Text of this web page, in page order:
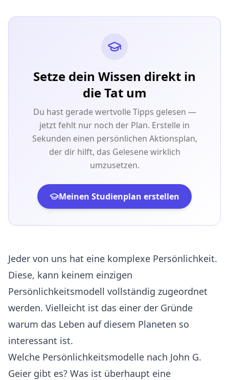
Setze dein Wissen direkt in
die Tat um
Du hast gerade wertvolle Tipps gelesen —
jetzt fehlt nur noch der Plan. Erstelle in
Sekunden einen persönlichen Aktionsplan,
der dir hilft, das Gelesene wirklich
umzusetzen.
Meinen Studienplan erstellen
Jeder von uns hat eine komplexe Persönlichkeit.
Diese, kann keinem einzigen
Persönlichkeitsmodell vollständig zugeordnet
werden. Vielleicht ist das einer der Gründe
warum das Leben auf diesem Planeten so
interessant ist.
Welche Persönlichkeitsmodelle nach John G.
Geier gibt es? Was ist überhaupt eine